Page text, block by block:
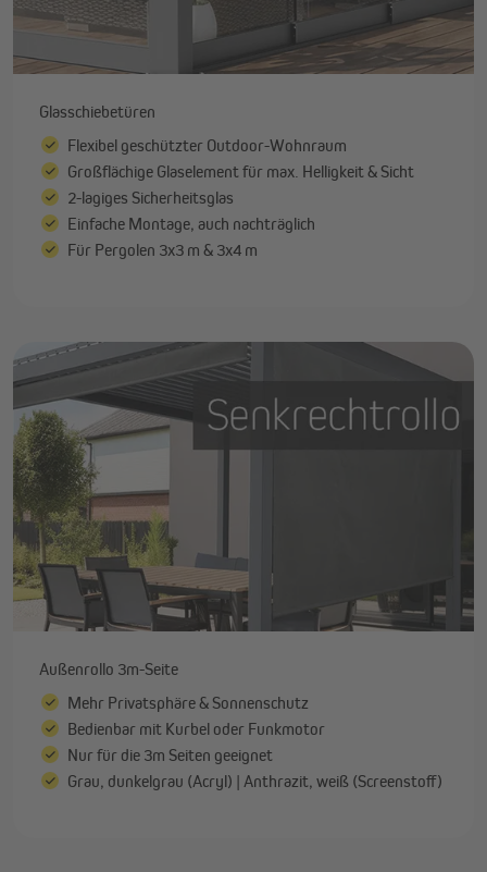
Glasschiebetüren
Flexibel geschützter Outdoor-Wohnraum
Großflächige Glaselement für max. Helligkeit & Sicht
2-lagiges Sicherheitsglas
Einfache Montage, auch nachträglich
Für Pergolen 3x3 m & 3x4 m
Außenrollo 3m-Seite
Mehr Privatsphäre & Sonnenschutz
Bedienbar mit Kurbel oder Funkmotor
Nur für die 3m Seiten geeignet
Grau, dunkelgrau (Acryl) | Anthrazit, weiß (Screenstoff)